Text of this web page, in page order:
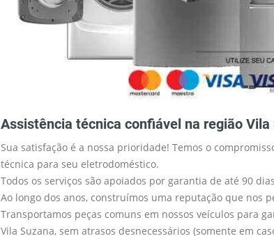
Assistência técnica confiável na região Vila
Sua satisfação é a nossa prioridade! Temos o
técnica para seu eletrodoméstico.
Todos os serviços são apoiados por garantia de até 90
Ao longo dos anos, construímos uma reputação que nos
Transportamos peças comuns em nossos veículos para
Vila Suzana, sem atrasos desnecessários (somente em